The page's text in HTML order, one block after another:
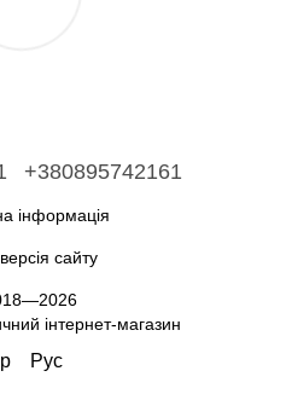
+380895742161
інформація
сайту
інтернет-магазин
Рус